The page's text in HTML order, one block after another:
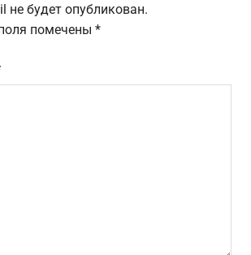
не будет опубликован.
помечены *